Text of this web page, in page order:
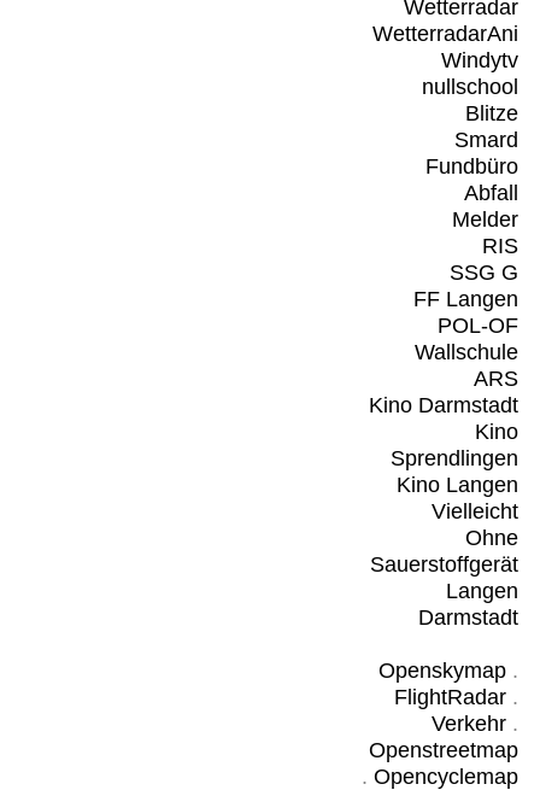
Wetterradar
WetterradarAni
Windytv
nullschool
Blitze
Smard
Fundbüro
Abfall
Melder
RIS
SSG G
FF Langen
POL-OF
Wallschule
ARS
Kino Darmstadt
Kino
Sprendlingen
Kino Langen
Vielleicht
Ohne
Sauerstoffgerät
Langen
Darmstadt
Openskymap.
FlightRadar.
Verkehr.
Openstreetmap
. Opencyclemap